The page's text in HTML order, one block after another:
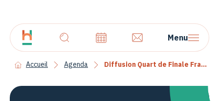
Menu
Accueil Agenda Diffusion Quart de Finale France – Maroc